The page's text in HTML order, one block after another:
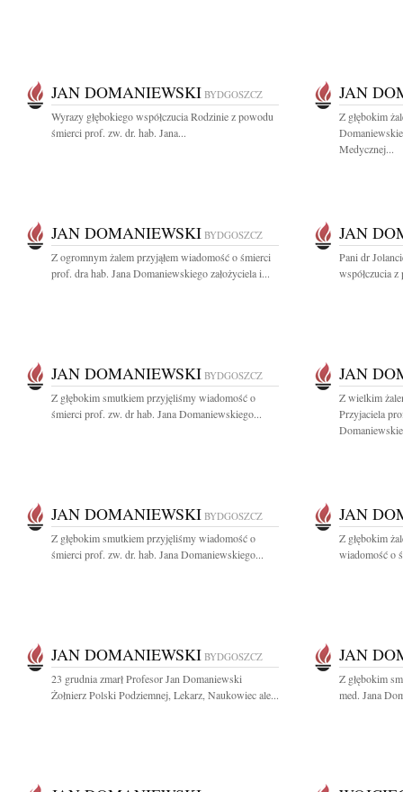
JAN DOMANIEWSKI BYDGOSZCZ
Wyrazy głębokiego współczucia Rodzinie z powodu
śmierci prof. zw. dr. hab. Jana...
JAN
Z głębokim
Medycznej...
JAN DOMANIEWSKI BYDGOSZCZ
Z ogromnym żalem przyjąłem wiadomość o śmierci
prof. dra hab. Jana Domaniewskiego założyciela i...
JAN
Pani dr
współczucia
JAN DOMANIEWSKI BYDGOSZCZ
Z głębokim smutkiem przyjęliśmy wiadomość o
śmierci prof. zw. dr hab. Jana Domaniewskiego...
JAN
Z wielkim
Przyjaciela
JAN DOMANIEWSKI BYDGOSZCZ
Z głębokim smutkiem przyjęliśmy wiadomość o
śmierci prof. zw. dr. hab. Jana Domaniewskiego...
JAN
Z głębokim
wiadomość o
JAN DOMANIEWSKI BYDGOSZCZ
23 grudnia zmarł Profesor Jan Domaniewski
Żołnierz Polski Podziemnej, Lekarz, Naukowiec ale...
JAN
Z głębokim
med. Jana